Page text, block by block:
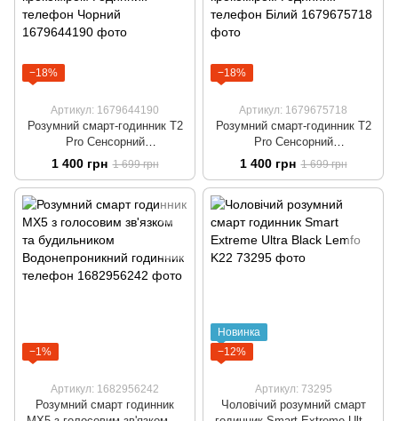
−18%
Артикул: 1679644190
Розумний смарт-годинник T2
Pro Сенсорний
водонепроникний годинник із
голосовим зв'язком і
крокоміром Годинник телефон
Чорний
1 400 грн 1 699 грн
−18%
Артикул: 1679675718
Розумний смарт-годинник T2
Pro Сенсорний
водонепроникний годинник із
голосовим зв'язком і
крокоміром Годинник телефон
Білий
1 400 грн 1 699 грн
−1%
Артикул: 1682956242
Розумний смарт годинник
Новинка
−12%
Артикул: 73295
Чоловічий розумний смарт